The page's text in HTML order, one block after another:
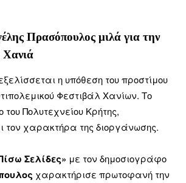
Πρασόπουλος μιλά για την
Χανιά
η υπόθεση του προστίμου
Φεστιβάλ Χανίων. Το
Πολυτεχνείου Κρήτης,
τον χαρακτήρα της διοργάνωσης.
Σελίδες» με τον δημοσιογράφο
χαρακτήρισε πρωτοφανή την